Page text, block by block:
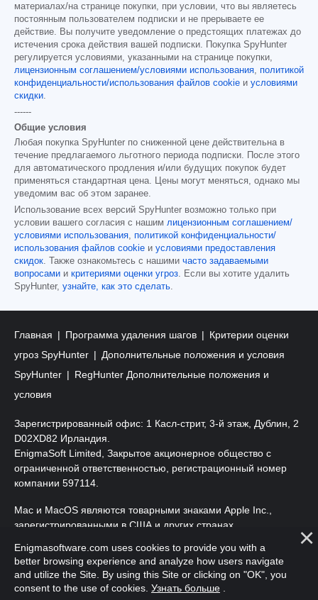
материалах/на странице покупки, при условии, что вы являетесь
постоянным пользователем подписки и не прерываете ее
действие. Вы получите уведомление о предстоящих платежах до
истечения срока действия вашей подписки. Покупка SpyHunter
регулируется условиями, указанными на странице покупки,
лицензионным соглашением/условиями использования, политикой
конфиденциальности/использования файлов cookie и условиями
скидки.
------
Общие условия
Любая покупка SpyHunter по сниженной цене действительна в
течение предлагаемого льготного периода подписки. После этого
для автоматического продления и/или будущих покупок будет
применяться стандартная цена. Цены могут меняться, однако мы
уведомим вас об этом заранее.
Использование всех версий SpyHunter возможно только при
условии вашего согласия с нашим лицензионным соглашением/
условиями использования, политикой конфиденциальности/
использования файлов cookie и условиями предоставления
скидок. Также ознакомьтесь с нашими часто задаваемыми
вопросами и критериями оценки угроз. Если вы хотите удалить
SpyHunter, узнайте, как это сделать.
Главная Программа удаления шагов
Критерии оценки
угроз SpyHunter
Дополнительные положения и условия
SpyHunter
RegHunter Дополнительные положения и
условия
Зарегистрированный офис: 1 Касл-стрит, 3-й этаж, Дублин, 2
D02XD82 Ирландия.
EnigmaSoft Limited, Закрытое акционерное общество с
ограниченной ответственностью, регистрационный номер
компании 597114.
Mac и MacOS являются товарными знаками Apple Inc.,
зарегистрированными в США и других странах.
Copyright 2016-2026. EnigmaSoft Ltd. Все права защищены.
Enigmasoftware.com uses cookies to provide you with a
better browsing experience and analyze how users navigate
and utilize the Site. By using this Site or clicking on "OK", you
consent to the use of cookies. Узнать больше